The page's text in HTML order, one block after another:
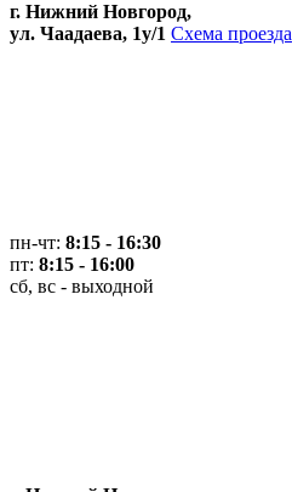
г. Нижний Новгород,
ул. Чаадаева, 1у/1 Схема проезда
пн-чт: 8:15 - 16:30
пт: 8:15 - 16:00
сб, вс - выходной